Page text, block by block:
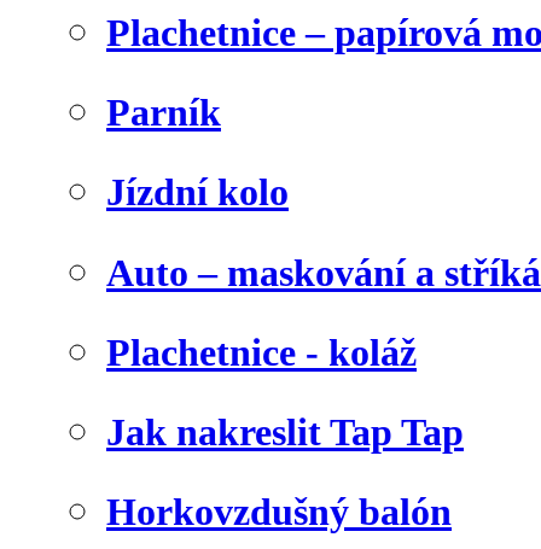
Plachetnice – papírová
Parník
Jízdní kolo
Auto – maskování a
Plachetnice - koláž
Jak nakreslit Tap Tap
Horkovzdušný balón